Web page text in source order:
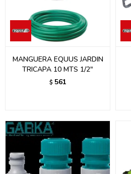
MANGUERA EQUUS JARDIN
TRICAPA 10 MTS 1/2"
$ 561